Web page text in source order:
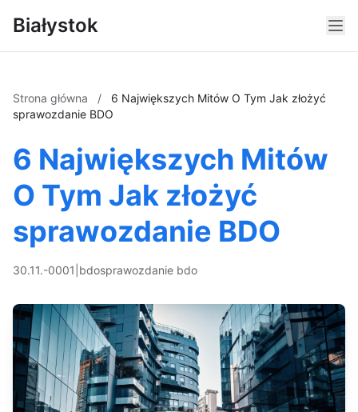
Białystok
Strona główna /
6 Największych Mitów O Tym Jak złożyć
sprawozdanie BDO
6 Największych Mitów
O Tym Jak złożyć
sprawozdanie BDO
30.11.-0001 bdosprawozdanie bdo